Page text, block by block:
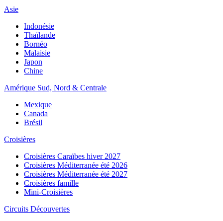
Asie
Indonésie
Thaïlande
Bornéo
Malaisie
Japon
Chine
Amérique Sud, Nord & Centrale
Mexique
Canada
Brésil
Croisières
Croisières Caraïbes hiver 2027
Croisières Méditerranée été 2026
Croisières Méditerranée été 2027
Croisières famille
Mini-Croisières
Circuits Découvertes